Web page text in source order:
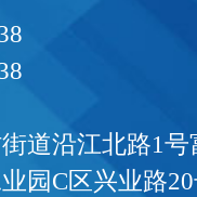
道沿江北路1号
园C区兴业路